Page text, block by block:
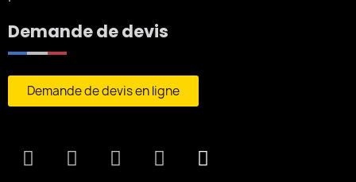
Demande de devis
Demande de devis en ligne